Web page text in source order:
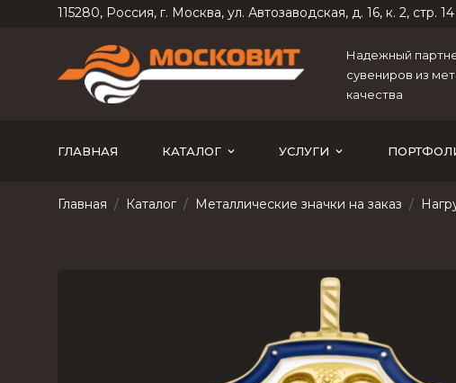
115280, Россия, г. Москва, ул. Автозаводская, д. 16, к. 2, стр. 14
Надежный
сувениров из
качества
ГЛАВНАЯ КАТАЛОГ УСЛУГИ
Главная Каталог Металлические значки на заказ